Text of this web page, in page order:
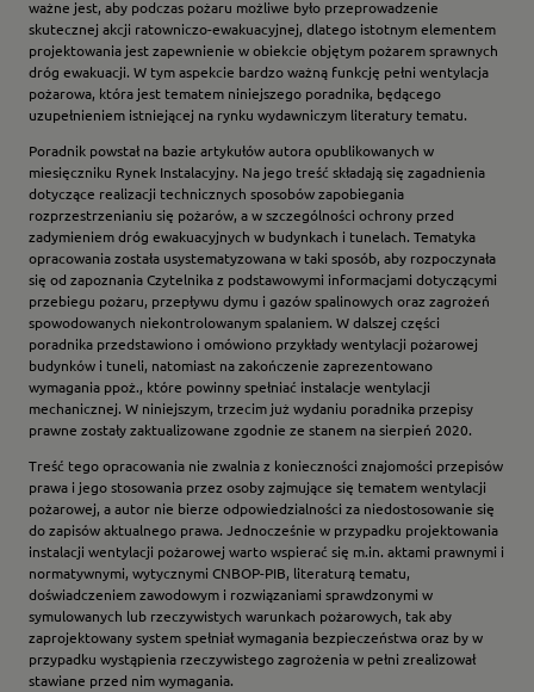
ważne jest, aby podczas pożaru możliwe było przeprowadzenie
skutecznej akcji ratowniczo-ewakuacyjnej, dlatego istotnym elementem
projektowania jest zapewnienie w obiekcie objętym pożarem sprawnych
dróg ewakuacji. W tym aspekcie bardzo ważną funkcję pełni wentylacja
pożarowa, która jest tematem niniejszego poradnika, będącego
uzupełnieniem istniejącej na rynku wydawniczym literatury tematu.
Poradnik powstał na bazie artykułów autora opublikowanych w
miesięczniku Rynek Instalacyjny. Na jego treść składają się zagadnienia
dotyczące realizacji technicznych sposobów zapobiegania
rozprzestrzenianiu się pożarów, a w szczególności ochrony przed
zadymieniem dróg ewakuacyjnych w budynkach i tunelach. Tematyka
opracowania została usystematyzowana w taki sposób, aby rozpoczynała
się od zapoznania Czytelnika z podstawowymi informacjami dotyczącymi
przebiegu pożaru, przepływu dymu i gazów spalinowych oraz zagrożeń
spowodowanych niekontrolowanym spalaniem. W dalszej części
poradnika przedstawiono i omówiono przykłady wentylacji pożarowej
budynków i tuneli, natomiast na zakończenie zaprezentowano
wymagania ppoż., które powinny spełniać instalacje wentylacji
mechanicznej. W niniejszym, trzecim już wydaniu poradnika przepisy
prawne zostały zaktualizowane zgodnie ze stanem na sierpień 2020.
Treść tego opracowania nie zwalnia z konieczności znajomości przepisów
prawa i jego stosowania przez osoby zajmujące się tematem wentylacji
pożarowej, a autor nie bierze odpowiedzialności za niedostosowanie się
do zapisów aktualnego prawa. Jednocześnie w przypadku projektowania
instalacji wentylacji pożarowej warto wspierać się m.in. aktami prawnymi i
normatywnymi, wytycznymi CNBOP-PIB, literaturą tematu,
doświadczeniem zawodowym i rozwiązaniami sprawdzonymi w
symulowanych lub rzeczywistych warunkach pożarowych, tak aby
zaprojektowany system spełniał wymagania bezpieczeństwa oraz by w
przypadku wystąpienia rzeczywistego zagrożenia w pełni zrealizował
stawiane przed nim wymagania.